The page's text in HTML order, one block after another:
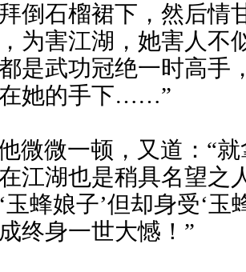
倒石榴裙下，然后情
为害江湖，她害人不
是武功冠绝一时高手
她的手下……”
微微一顿，又道：“
江湖也是稍具名望之
玉蜂娘子’但却身受‘
终身一世大憾！”